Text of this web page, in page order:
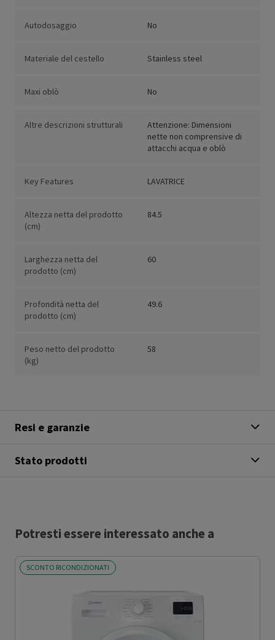
Autodosaggio No
Materiale del cestello Stainless steel
Maxi oblò No
Altre descrizioni strutturali
Attenzione: Dimensioni
nette non comprensive di
attacchi acqua e oblò
Key Features LAVATRICE
Altezza netta del prodotto
(cm)
84.5
Larghezza netta del
prodotto (cm)
60
Profondità netta del
prodotto (cm)
49.6
Peso netto del prodotto
(kg)
58
Resi e garanzie
Stato prodotti
Potresti essere interessato anche a
SCONTO RICONDIZIONATI